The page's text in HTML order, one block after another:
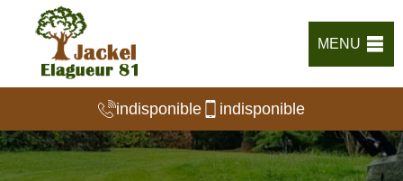
MENU
indisponible indisponible